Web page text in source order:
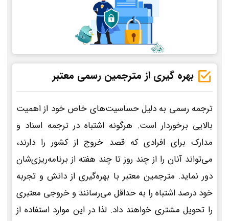
بهره گیری از مترجمین رسمی معتبر
ترجمه رسمی به دلیل حساسیت‌های خاص خود از اهمیت
بالایی برخوردار است. هرگونه اشتباه در ترجمه اسناد و
مدارک برای افرادی که قصد خروج از کشور را دارند،
می‌تواند آنان را از چند روز تا چند هفته از برنامه‌ریزی‌شان
دور نماید. مترجمین معتبر با بهره‌گیری از دانش و تجربه
خود درصد اشتباه را به حداقل می‌رسانند و خروجی معتبری
را تحویل مشتری خواهند داد. لذا در این موارد استفاده از